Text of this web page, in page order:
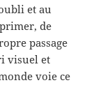
et au
de
passage
visuel et
voie ce